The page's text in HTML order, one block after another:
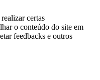
certas
o conteúdo do site em
feedbacks e outros